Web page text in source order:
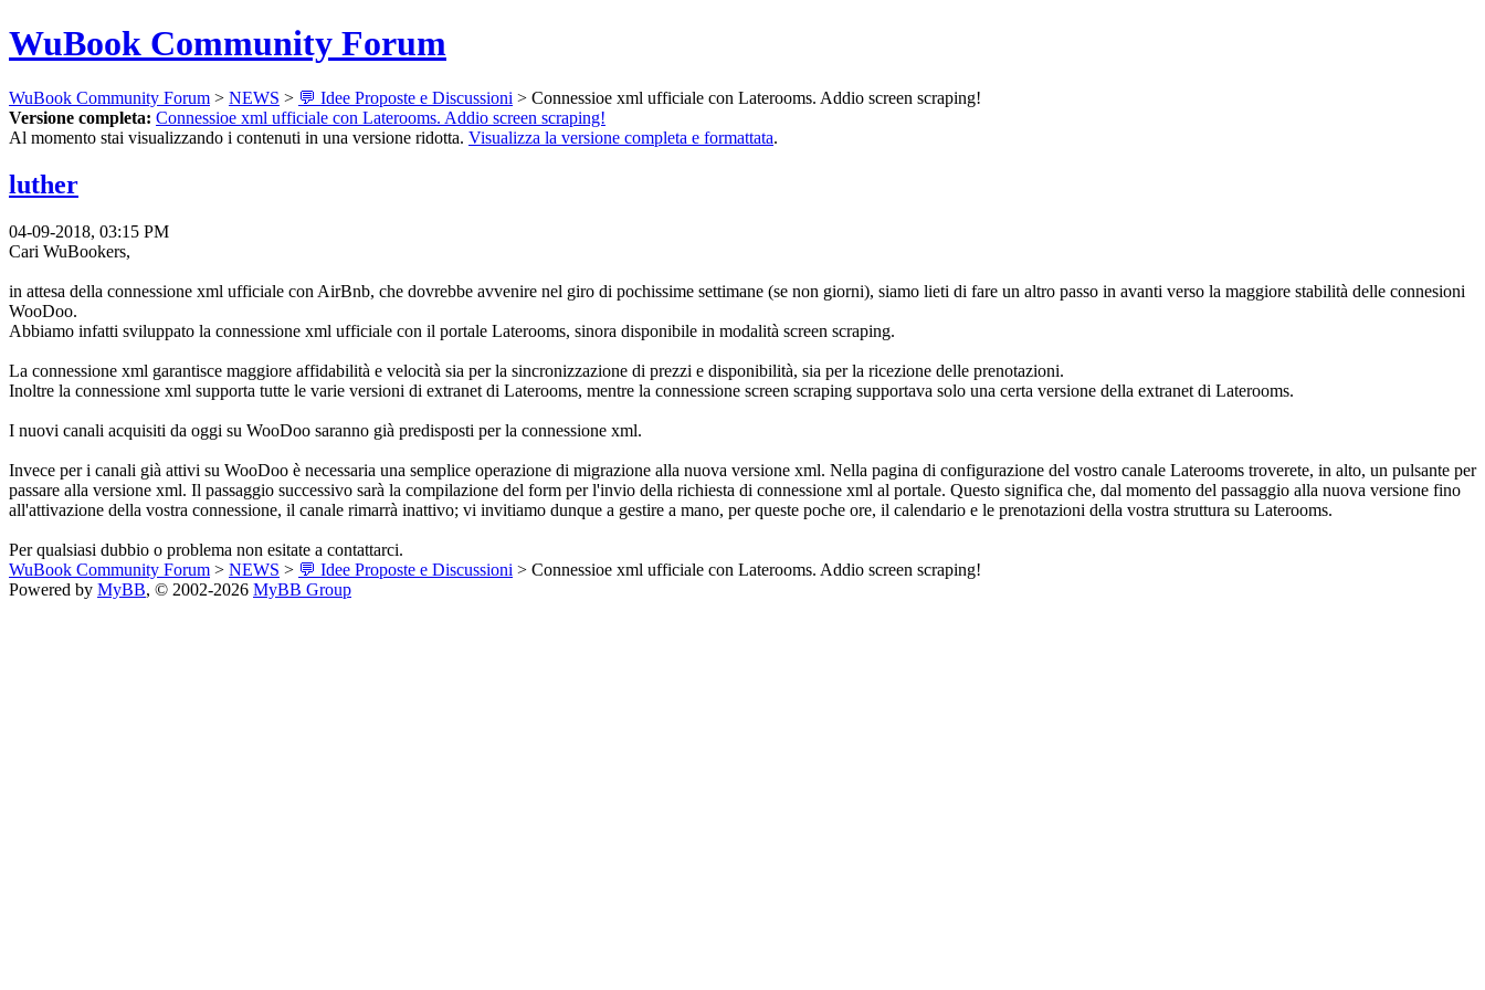
WuBook Community Forum
WuBook Community Forum > NEWS > 💬 Idee Proposte e Discussioni > Connessioe xml ufficiale con Laterooms. Addio screen scraping!
Versione completa: Connessioe xml ufficiale con Laterooms. Addio screen scraping!
Al momento stai visualizzando i contenuti in una versione ridotta. Visualizza la versione completa e formattata.
luther
04-09-2018, 03:15 PM
Cari WuBookers,
in attesa della connessione xml ufficiale con AirBnb, che dovrebbe avvenire nel giro di pochissime settimane (se non giorni), siamo lieti di fare un altro passo in avanti verso la maggiore stabilità delle connesioni
WooDoo.
Abbiamo infatti sviluppato la connessione xml ufficiale con il portale Laterooms, sinora disponibile in modalità screen scraping.
La connessione xml garantisce maggiore affidabilità e velocità sia per la sincronizzazione di prezzi e disponibilità, sia per la ricezione delle prenotazioni.
Inoltre la connessione xml supporta tutte le varie versioni di extranet di Laterooms, mentre la connessione screen scraping supportava solo una certa versione della extranet di Laterooms.
I nuovi canali acquisiti da oggi su WooDoo saranno già predisposti per la connessione xml.
Invece per i canali già attivi su WooDoo è necessaria una semplice operazione di migrazione alla nuova versione xml. Nella pagina di configurazione del vostro canale Laterooms troverete, in alto, un pulsante per
passare alla versione xml. Il passaggio successivo sarà la compilazione del form per l'invio della richiesta di connessione xml al portale. Questo significa che, dal momento del passaggio alla nuova versione fino
all'attivazione della vostra connessione, il canale rimarrà inattivo; vi invitiamo dunque a gestire a mano, per queste poche ore, il calendario e le prenotazioni della vostra struttura su Laterooms.
Per qualsiasi dubbio o problema non esitate a contattarci.
WuBook Community Forum > NEWS > 💬 Idee Proposte e Discussioni > Connessioe xml ufficiale con Laterooms. Addio screen scraping!
Powered by MyBB, © 2002-2026 MyBB Group